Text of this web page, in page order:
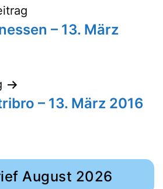
– 13. März
– 13. März 2016
August 2026